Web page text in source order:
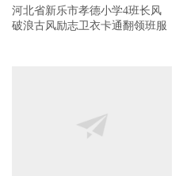
河北省新乐市孝德小学4班长风
破浪古风励志卫衣卡通翻领班服